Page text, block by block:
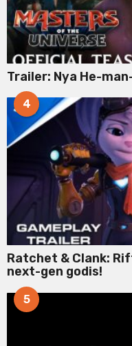
Trailer: Nya He-
4
Ratchet & Clank:
next-gen godis!
5